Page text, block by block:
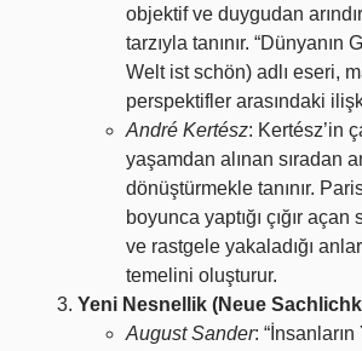
objektif ve duygudan
tarzıyla tanınır. “Dünyanın
Welt ist schön) adlı eseri,
perspektifler arasındaki
André Kertész: Kertész’in
yaşamdan alınan sıradan
dönüştürmekle tanınır.
boyunca yaptığı çığır açan
ve rastgele yakaladığı
temelini oluşturur.
Yeni Nesnellik (Neue
August Sander: “İnsanların